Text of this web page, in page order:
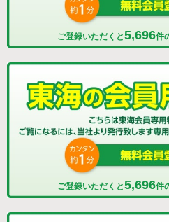
ご登録いただくと5,696件
ご登録いただくと5,696件